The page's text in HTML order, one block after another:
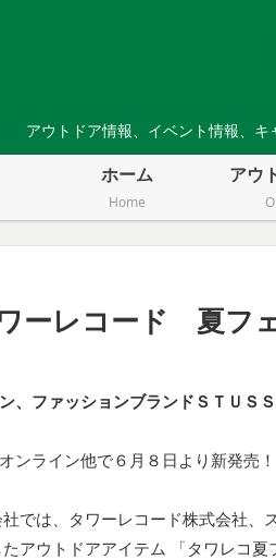
アウトドア情報、イベント情報、
ホーム
Home
アウ
ーレコード 夏フ
、ファッションブランドＳＴＵＳ
ンライン他で６月８日より新発売！
では、タワーレコード株式会社
アウトドアアイテム 「タワレコ